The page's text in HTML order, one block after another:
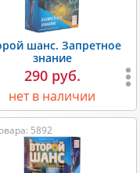
шанс. Запретное
знание
290 руб.
нет в наличии
5892